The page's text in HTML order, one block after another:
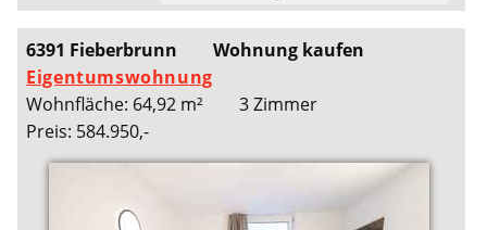
6391 Fieberbrunn
Wohnung kaufen
Eigentumswohnung
Wohnfläche: 64,92 m²
3 Zimmer
Preis: 584.950,-